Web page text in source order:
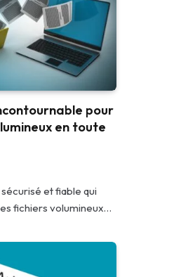
pour
en toute
et fiable qui
fichiers volumineux…